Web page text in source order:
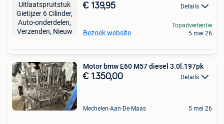
€ 139,95 Details
Bezoek website
Topadvertentie
5 mei 26
Motor bmw E60 M57 diesel 3.0l.197pk
€ 1.350,00 Details
Mechelen-Aan-De-Maas 5 mei 26